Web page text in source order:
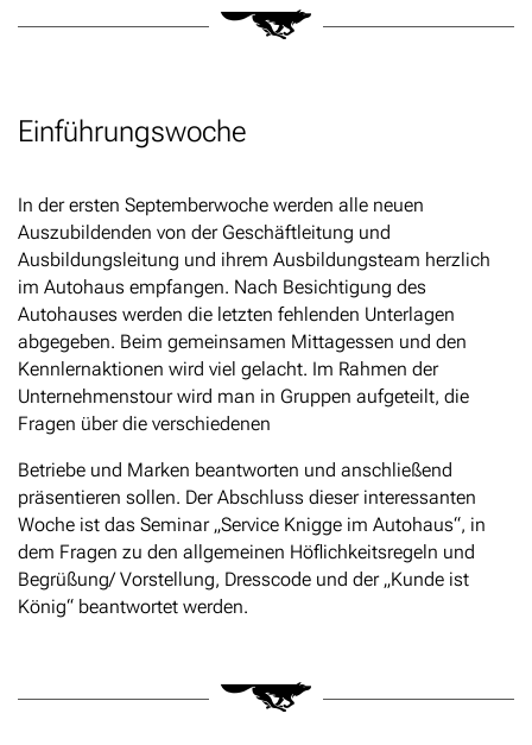
Einführungswoche
In der ersten Septemberwoche werden alle neuen
Auszubildenden von der Geschäftleitung und
Ausbildungsleitung und ihrem Ausbildungsteam herzlich
im Autohaus empfangen. Nach Besichtigung des
Autohauses werden die letzten fehlenden Unterlagen
abgegeben. Beim gemeinsamen Mittagessen und den
Kennlernaktionen wird viel gelacht. Im Rahmen der
Unternehmenstour wird man in Gruppen aufgeteilt, die
Fragen über die verschiedenen
Betriebe und Marken beantworten und anschließend
präsentieren sollen. Der Abschluss dieser interessanten
Woche ist das Seminar „Service Knigge im Autohaus“, in
dem Fragen zu den allgemeinen Höflichkeitsregeln und
Begrüßung/ Vorstellung, Dresscode und der „Kunde ist
König“ beantwortet werden.